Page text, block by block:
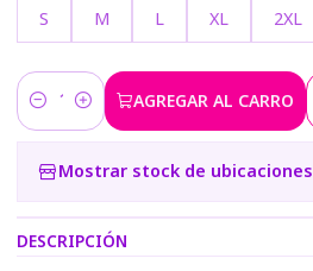
S
M L XL 2XL
Cantidad
AGREGAR AL CARRO
Mostrar stock de ubicaciones
DESCRIPCIÓN